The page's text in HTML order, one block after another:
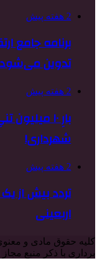
2 هفته پیش
برنامه جامع
تدوین می‌شود
2 هفته پیش
بارِ ۱۰
شهرداری!
2 هفته پیش
اربعینی
کلیه حقوق مادی و
برداری با ذکر منبع